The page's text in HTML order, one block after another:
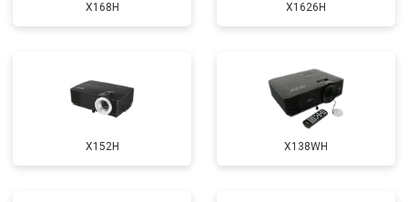
X168H X1626H
X152H X138WH